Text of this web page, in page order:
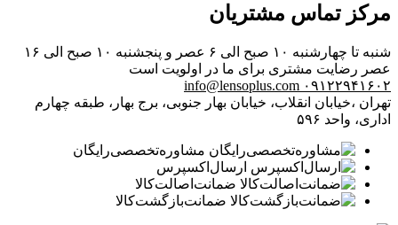
مرکز تماس مشتریان
شنبه تا چهارشنبه ۱۰ صبح الی ۶ عصر و پنجشنبه ۱۰ صبح الی ۱۶
عصر رضایت مشتری برای ما در اولویت است
۰۹۱۲۲۹۴۱۶۰۲ info@lensoplus.com
تهران ،خیابان انقلاب، خیابان بهار جنوبی، برج بهار، طبقه چهارم
اداری، واحد ۵۹۶
مشاوره‌تخصصی‌رایگان
ارسال‌اکسپرس
ضمانت‌اصالت‌کالا
ضمانت‌بازگشت‌کالا